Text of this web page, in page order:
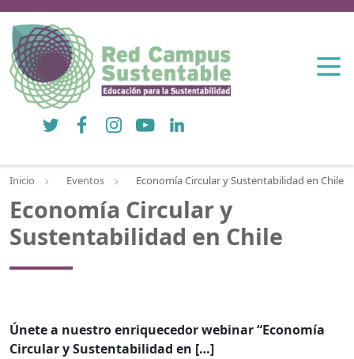
Twitter FacebookInstagramYouTubeLinkedIn
Inicio Eventos Economía Circular y Sustentabilidad en Chile
Economía Circular y
Sustentabilidad en Chile
Únete a nuestro enriquecedor webinar “Economía
Circular y Sustentabilidad en […]